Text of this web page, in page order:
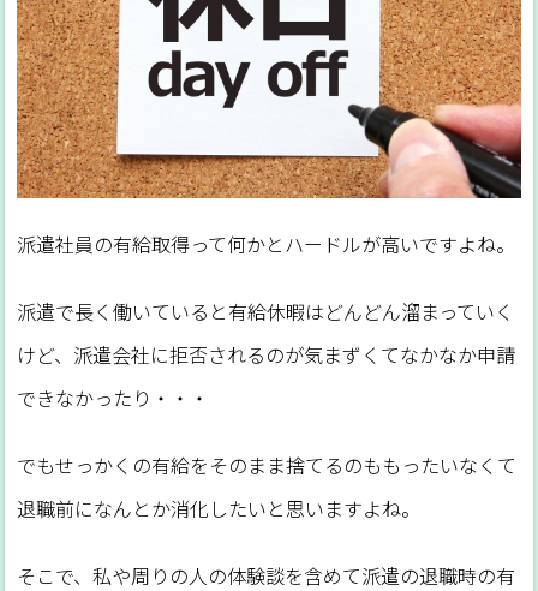
派遣社員の有給取得って何かとハードルが高いですよね。
派遣で長く働いていると有給休暇はどんどん溜まっていく
けど、派遣会社に拒否されるのが気まずくてなかなか申請
できなかったり・・・
でもせっかくの有給をそのまま捨てるのももったいなくて
退職前になんとか消化したいと思いますよね。
そこで、私や周りの人の体験談を含めて派遣の退職時の有